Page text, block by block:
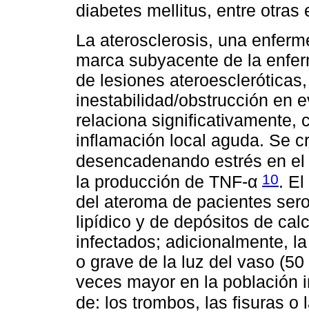
diabetes mellitus, entre otras
La aterosclerosis, una
marca subyacente de la
de lesiones
inestabilidad/obstrucción en
relaciona significativamente,
inflamación local aguda. Se
desencadenando estrés en
la producción de TNF-α 10.
del ateroma de pacientes
lipídico y de depósitos de
infectados; adicionalmente,
o grave de la luz del vaso
veces mayor en la población
de: los trombos, las fisuras o